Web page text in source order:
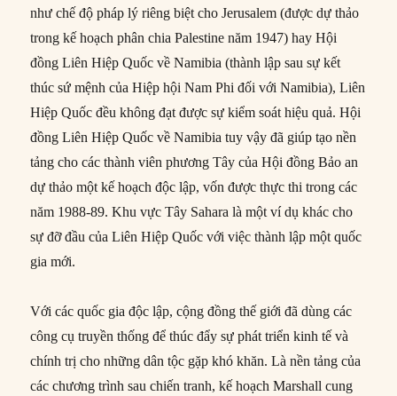
như chế độ pháp lý riêng biệt cho Jerusalem (được dự thảo
trong kế hoạch phân chia Palestine năm 1947) hay Hội
đồng Liên Hiệp Quốc về Namibia (thành lập sau sự kết
thúc sứ mệnh của Hiệp hội Nam Phi đối với Namibia), Liên
Hiệp Quốc đều không đạt được sự kiểm soát hiệu quả. Hội
đồng Liên Hiệp Quốc về Namibia tuy vậy đã giúp tạo nền
tảng cho các thành viên phương Tây của Hội đồng Bảo an
dự thảo một kế hoạch độc lập, vốn được thực thi trong các
năm 1988-89. Khu vực Tây Sahara là một ví dụ khác cho
sự đỡ đầu của Liên Hiệp Quốc với việc thành lập một quốc
gia mới.
Với các quốc gia độc lập, cộng đồng thế giới đã dùng các
công cụ truyền thống để thúc đẩy sự phát triển kinh tế và
chính trị cho những dân tộc gặp khó khăn. Là nền tảng của
các chương trình sau chiến tranh, kế hoạch Marshall cung